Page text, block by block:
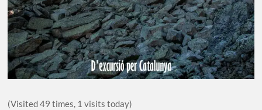
(Visited 49 times, 1 visits today)